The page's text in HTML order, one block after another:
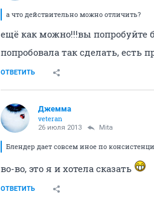
а что действительно можно отличить?
ещё как можно!!!вы попробуйте
попробовала так сделать, есть
ОТВЕТИТЬ
Джемма
veteran
26 июля 2013 Mita
Блендер дает совсем иное по
во-во, это я и хотела сказать
ОТВЕТИТЬ